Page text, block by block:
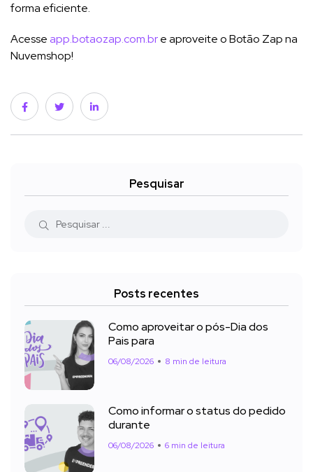
forma eficiente.
Acesse app.botaozap.com.bre aproveite o Botão Zap na
Nuvemshop!
Pesquisar
Posts recentes
Como aproveitar o pós-Dia dos
Pais para
06/08/2026 8 min de leitura
Como informar o status do pedido
durante
06/08/2026 6 min de leitura